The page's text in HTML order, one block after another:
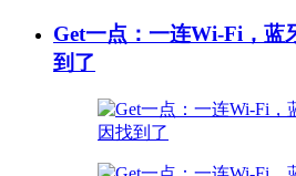
Get一点：一连Wi-Fi，蓝
到了